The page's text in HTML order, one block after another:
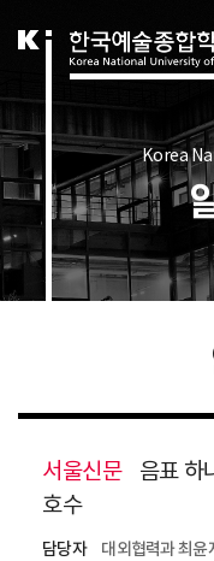
Korea
서울신문
음표 하
호수
담당자 대외협력과 최윤